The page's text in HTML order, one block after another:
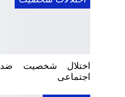
اختلال شخصیت ضد
اجتماعی